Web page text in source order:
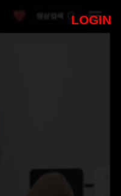
LOGIN